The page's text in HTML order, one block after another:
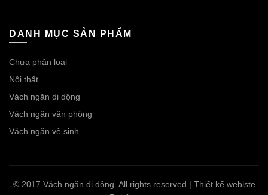
DANH MỤC SẢN PHẨM
Chưa phân loại
Nội thất
Vách ngăn di dộng
Vách ngăn văn phòng
Vách ngăn vệ sinh
© 2017 Vách ngăn di động. All rights reserved | Thiết kế webiste